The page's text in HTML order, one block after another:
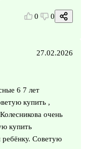
0 0
27.02.2026
6 7 лет
купить ,
очень
купить
ребёнку. Советую